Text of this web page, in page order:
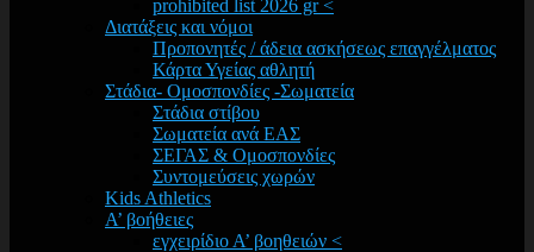
prohibited list 2026 gr <
Διατάξεις και νόμοι
Προπονητές / άδεια ασκήσεως επαγγέλματος
Κάρτα Υγείας αθλητή
Στάδια- Ομοσπονδίες -Σωματεία
Στάδια στίβου
Σωματεία ανά ΕΑΣ
ΣΕΓΑΣ & Ομοσπονδίες
Συντομεύσεις χωρών
Kids Athletics
Α’ βοήθειες
εγχειρίδιο Α’ βοηθειών <